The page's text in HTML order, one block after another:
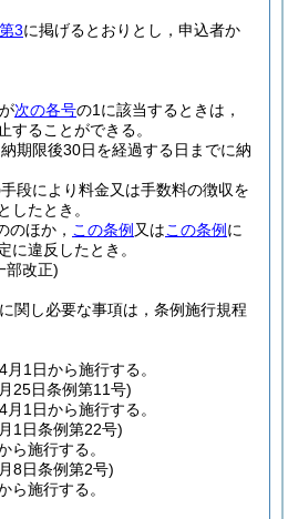
3に掲げるとおりとし，申込者か
次の各号の1に該当するときは，
することができる。
期限後30日を経過する日までに納
段により料金又は手数料の徴収を
したとき。
のほか， この条例 又はこの条例 に
に違反したとき。
部改正)
関し必要な事項は，条例施行規程
1日から施行する。
25日条例第11号)
1日から施行する。
1日条例第22号)
ら施行する。
8日条例第2号)
ら施行する。